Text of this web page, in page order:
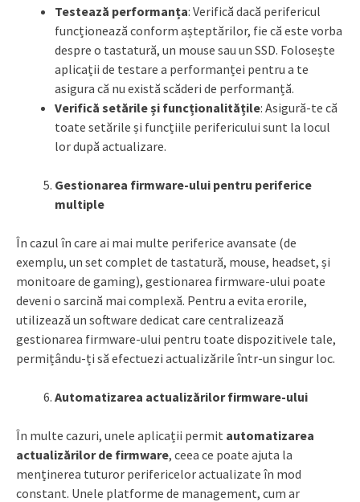
Testează performanța: Verifică dacă perifericul
funcționează conform așteptărilor, fie că este vorba
despre o tastatură, un mouse sau un SSD. Folosește
aplicații de testare a performanței pentru a te
asigura că nu există scăderi de performanță.
Verifică setările și funcționalitățile: Asigură-te că
toate setările și funcțiile perifericului sunt la locul
lor după actualizare.
Gestionarea firmware-ului pentru periferice
multiple
În cazul în care ai mai multe periferice avansate (de
exemplu, un set complet de tastatură, mouse, headset, și
monitoare de gaming), gestionarea firmware-ului poate
deveni o sarcină mai complexă. Pentru a evita erorile,
utilizează un software dedicat care centralizează
gestionarea firmware-ului pentru toate dispozitivele tale,
permițându-ți să efectuezi actualizările într-un singur loc.
Automatizarea actualizărilor firmware-ului
În multe cazuri, unele aplicații permit automatizarea
actualizărilor de firmware, ceea ce poate ajuta la
menținerea tuturor perifericelor actualizate în mod
constant. Unele platforme de management, cum ar